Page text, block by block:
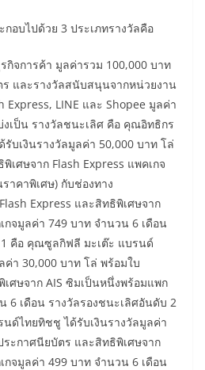
อบไปด้วย 3 ประเภทรางวัลคือ
กิจการค้า มูลค่ารวม 100,000 บาท
และรางวัลสนับสนุนจากหน่วยงาน
Express, LINE และ Shopee มูลค่า
เป็น รางวัลชนะเลิศ คือ คุณอิทธิกร
รับเงินรางวัลมูลค่า 50,000 บาท โล่
เศษจาก Flash Express แพคเกจ
าคาพิเศษ) กับช่องทาง
Express และสิทธิพิเศษจาก
กจมูลค่า 749 บาท จำนวน 6 เดือน
คือ คุณซูลกิฟลี มะเต๊ะ แบรนด์
ค่า 30,000 บาท โล่ พร้อมใบ
ศษจาก AIS ซิมเป็นหนึ่งพร้อมแพก
6 เดือน รางวัลรองชนะเลิศอันดับ 2
ด์ไทยทิชชู ได้รับเงินรางวัลมูลค่า
ะกาศนียบัตร และสิทธิพิเศษจาก
กจมูลค่า 499 บาท จำนวน 6 เดือน